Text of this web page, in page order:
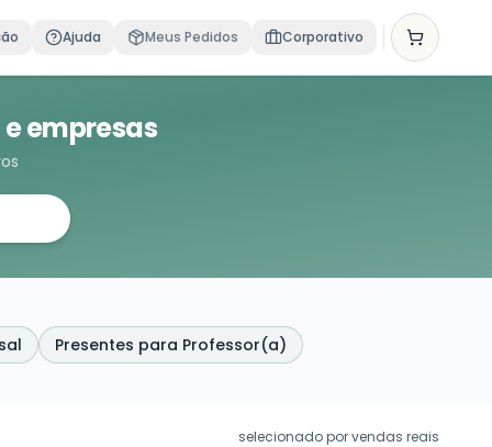
Ajuda Meus Pedidos Corporativo
empresas
Presentes para Professor(a)
selecionado por vendas reais